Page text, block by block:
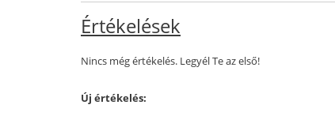
Értékelések
Nincs még értékelés. Legyél Te az első!
Új értékelés: